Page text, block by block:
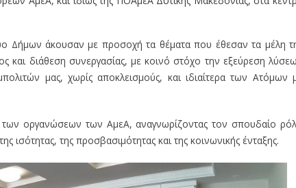
άκουσαν με προσοχή τα θέματα που έθεσαν τα μέλη
και διάθεση συνεργασίας, με κοινό στόχο την εξεύρεση
μας, χωρίς αποκλεισμούς, και ιδιαίτερα των Ατόμων
οργανώσεων των ΑμεΑ, αναγνωρίζοντας τον σπουδαίο
της προσβασιμότητας και της κοινωνικής ένταξης.